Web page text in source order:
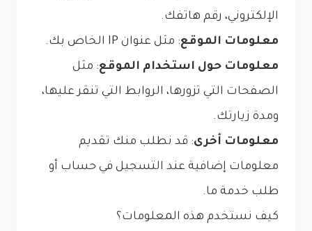
الإلكتروني، رقم هاتفك.
معلومات الموقع: مثل عنوان IP الخاص بك.
معلومات حول استخدام الموقع: مثل
الصفحات التي تزورها، الروابط التي تنقر عليها،
ومدة زيارتك.
معلومات أخرى: قد نطلب منك تقديم
معلومات إضافية عند التسجيل في حساب أو
طلب خدمة ما.
كيف نستخدم هذه المعلومات؟